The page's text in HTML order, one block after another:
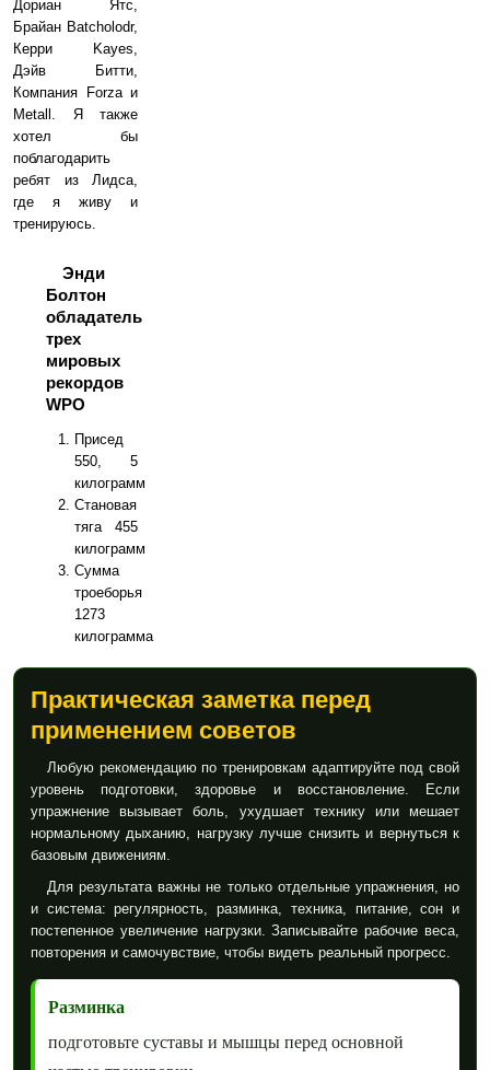
Дориан Ятс,
Брайан Batcholodr,
Керри Kayes,
Дэйв Битти,
Компания Forza и
Metall. Я также
хотел бы
поблагодарить
ребят из Лидса,
где я живу и
тренируюсь.
Энди
Болтон
обладатель
трех
мировых
рекордов
WPO
Присед
550, 5
килограмм
Становая
тяга 455
килограмм
Сумма
троеборья
1273
килограмма
Практическая заметка перед
применением советов
Любую рекомендацию по тренировкам адаптируйте под свой
уровень подготовки, здоровье и восстановление. Если
упражнение вызывает боль, ухудшает технику или мешает
нормальному дыханию, нагрузку лучше снизить и вернуться к
базовым движениям.
Для результата важны не только отдельные упражнения, но
и система: регулярность, разминка, техника, питание, сон и
постепенное увеличение нагрузки. Записывайте рабочие веса,
повторения и самочувствие, чтобы видеть реальный прогресс.
Разминка
подготовьте суставы и мышцы перед основной